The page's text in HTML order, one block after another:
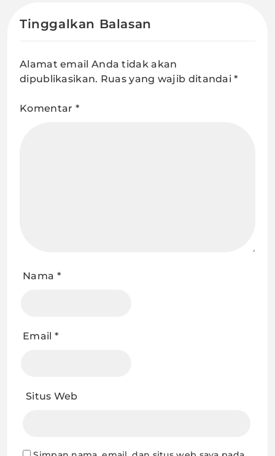
Tinggalkan Balasan
Alamat email Anda tidak akan
dipublikasikan. Ruas yang wajib ditandai*
Komentar *
Nama *
Email *
Situs Web